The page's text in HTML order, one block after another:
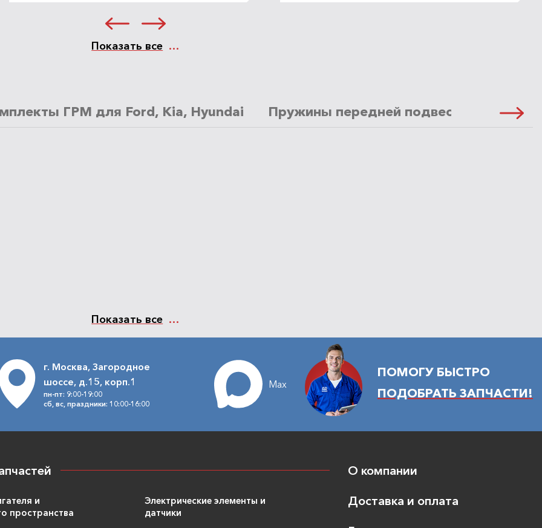
Показать все
ГРМ для Ford, Kia, Hyundai Пружины передней подвески
Показать все
Max
г. Москва, Загородное
шоссе, д.15, корп.1
пн-пт: 9:00-19:00
сб, вс, праздники: 10:00-16:00
ПОМОГУ БЫСТРО
ПОДОБРАТЬ ЗАПЧАСТИ!
и
пространства
Электрические элементы и
датчики
О компании
Доставка и оплата